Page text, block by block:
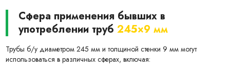
Сфера применения бывших в
употреблении труб245×9 мм
Трубы б/у диаметром 245 мм и толщиной стенки 9 мм могут
использоваться в различных сферах, включая: